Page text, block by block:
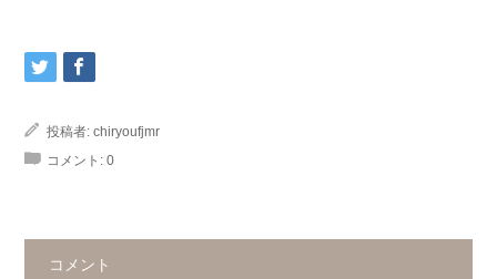
投稿者: chiryoufjmr
コメント: 0
コメント